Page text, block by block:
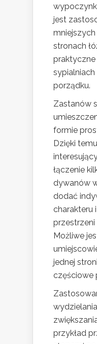
jest
stronach
sypialniach
porządku.
Zastanów
formie
Dzięki
łączenie
dywanów
dodać
charakteru
Możliwe
jednej
częściowe
przykład